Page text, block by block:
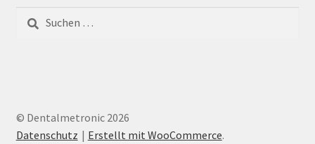
nach:
© Dentalmetronic 2026
Datenschutz
Erstellt mit WooCommerce.